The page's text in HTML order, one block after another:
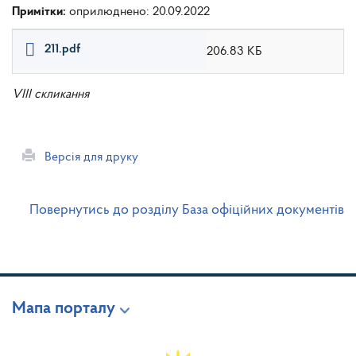
Примітки: оприлюднено: 20.09.2022
211.pdf 206.83 КБ
VIII скликання
Версія для друку
Повернутись до розділу База офіційних документів
Мапа порталу